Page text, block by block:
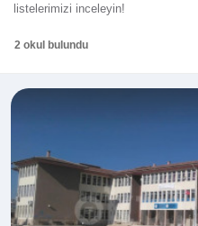
listelerimizi inceleyin!
2 okul bulundu